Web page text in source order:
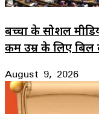
बच्चों के सोशल
कम उम्र के लिए बिल
August 9, 2026